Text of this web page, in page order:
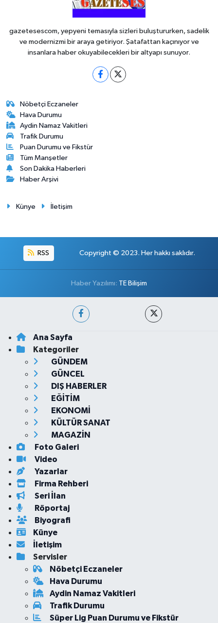
gazetesescom, yepyeni temasıyla sizleri buluştururken, sadelik
ve modernizmi bir araya getiriyor. Şatafattan kaçınıyor ve
insanlara haber okuyabilecekleri bir altyapı sunuyor.
Nöbetçi Eczaneler
Hava Durumu
Aydin Namaz Vakitleri
Trafik Durumu
Puan Durumu ve Fikstür
Tüm Manşetler
Son Dakika Haberleri
Haber Arşivi
Künye İletişim
RSS Copyright © 2023. Her hakkı saklıdır.
Haber Yazılımı: TE Bilişim
Ana Sayfa
Kategoriler
GÜNDEM
GÜNCEL
DIŞ HABERLER
EĞİTİM
EKONOMİ
KÜLTÜR SANAT
MAGAZİN
Foto Galeri
Video
Yazarlar
Firma Rehberi
Seri İlan
Röportaj
Biyografi
Künye
İletişim
Servisler
Nöbetçi Eczaneler
Hava Durumu
Aydin Namaz Vakitleri
Trafik Durumu
Süper Lig Puan Durumu ve Fikstür